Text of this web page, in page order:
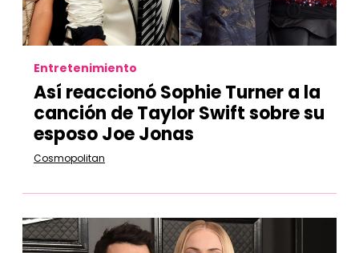
Entretenimiento
Así reaccionó Sophie Turner a la
canción de Taylor Swift sobre su
esposo Joe Jonas
Cosmopolitan